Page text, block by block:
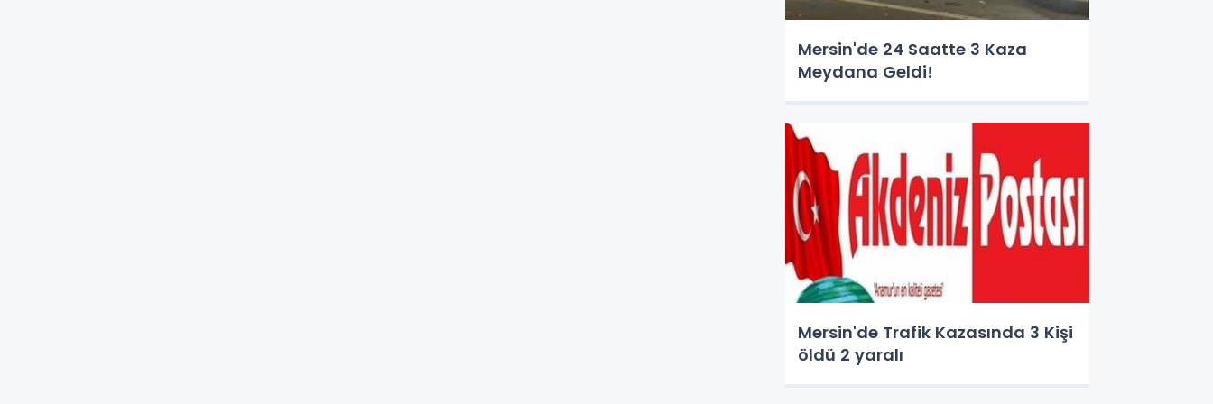
Mersin'de 24 Saatte 3 Kaza
Meydana Geldi!
Mersin'de Trafik Kazasında 3 Kişi
öldü 2 yaralı